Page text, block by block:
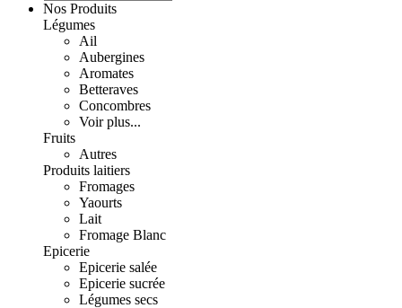
Nos Produits
Légumes
Ail
Aubergines
Aromates
Betteraves
Concombres
Voir plus...
Fruits
Autres
Produits laitiers
Fromages
Yaourts
Lait
Fromage Blanc
Epicerie
Epicerie salée
Epicerie sucrée
Légumes secs